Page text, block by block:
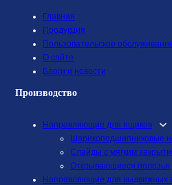
Главная
Продукция
Пользовательское
О сайте
Блоги и новости
Производство
Направляющие для ящиков
Шарикоподшипниковые
Слайды с мягким
Открывающиеся полозья
Направляющие для выдвижных